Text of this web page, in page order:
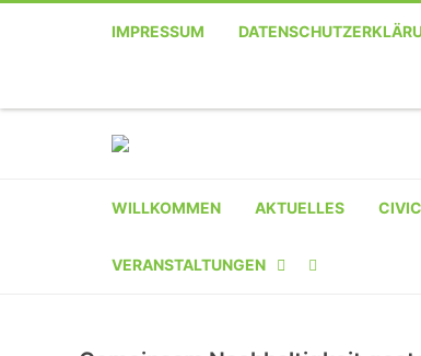
IMPRESSUM
WILLKOMMEN AKTUELLES
VERANSTALTUNGEN